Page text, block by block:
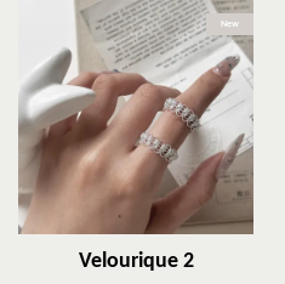
New
Velourique 2